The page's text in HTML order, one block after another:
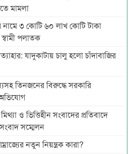
মামলা
নামে ৩ কোটি ৬০ লাখ কোটি টাকা
স্বামী পলাতক
যাদুকাটায় চালু হলো চাঁদাবাজির
তিনজনের বিরুদ্ধে সরকারি
ও ভিত্তিহীন সংবাদের প্রতিবাদে
সম্মেলন
নতুন নিয়ন্ত্রক কারা?